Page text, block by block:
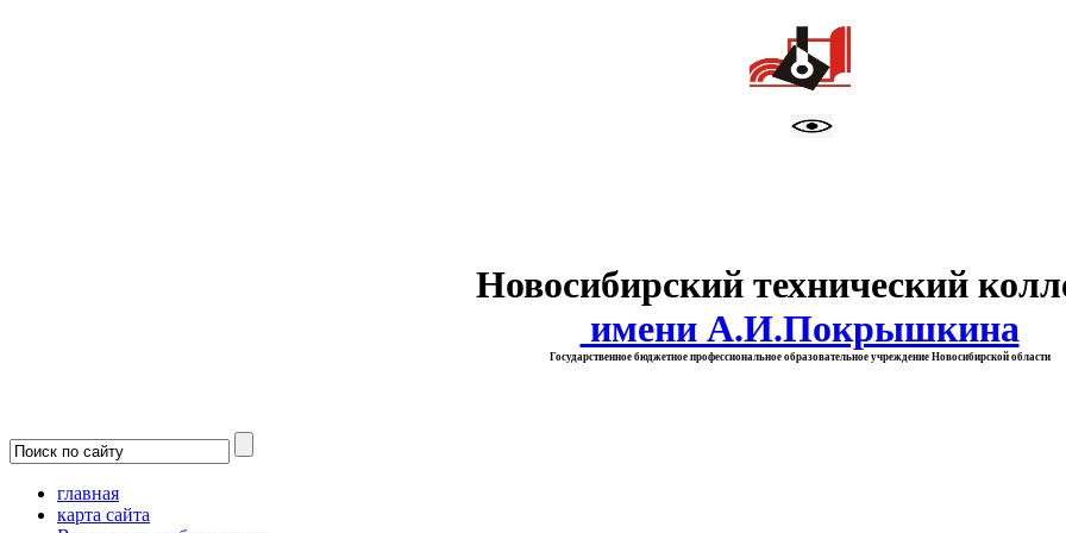
Новосибирский технический
имени А.И.Покрышкина
Государственное бюджетное профессиональное образовательное учреждение Новосибирской области
главная
карта сайта